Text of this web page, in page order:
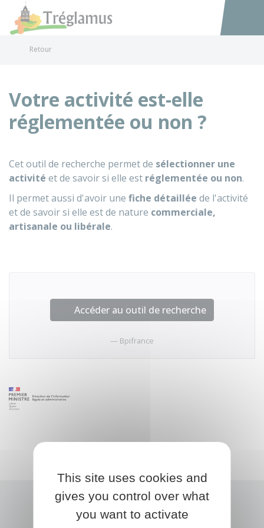
Accéder
Retour
Votre activité est-elle
réglementée ou non ?
Cet outil de recherche permet de sélectionner une
activité et de savoir si elle est réglementée ou non.
Il permet aussi d'avoir une fiche détaillée de l'activité
et de savoir si elle est de nature commerciale,
artisanale ou libérale.
Accéder au outil de recherche
Bpifrance
This site uses cookies and
gives you control over what
you want to activate